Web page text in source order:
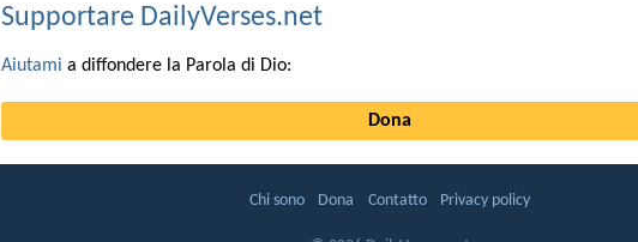
Supportare DailyVerses.net
Aiutami a diffondere la Parola di Dio:
Dona
Chi sono Dona Contatto Privacy policy